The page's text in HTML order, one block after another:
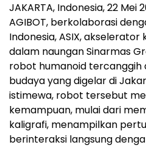
JAKARTA, Indonesia, 22
AGIBOT, berkolaborasi
Indonesia, ASIX,
dalam naungan Sinarmas
robot humanoid tercanggih
budaya yang digelar di
istimewa, robot tersebut
kemampuan, mulai dari
kaligrafi, menampilkan
berinteraksi langsung